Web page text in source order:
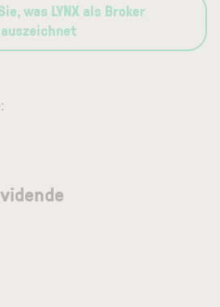
was LYNX als Broker
auszeichnet